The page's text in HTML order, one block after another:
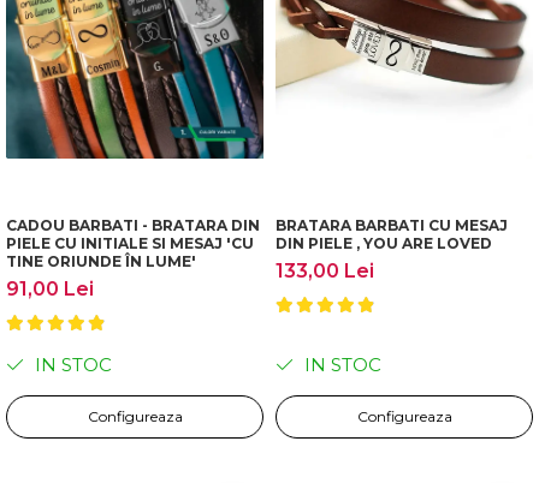
CADOU BARBATI - BRATARA DIN
PIELE CU INITIALE SI MESAJ 'CU
TINE ORIUNDE ÎN LUME'
91,00 Lei
IN STOC
Configureaza
BRATARA BARBATI CU MESAJ
DIN PIELE , YOU ARE LOVED
133,00 Lei
IN STOC
Configureaza